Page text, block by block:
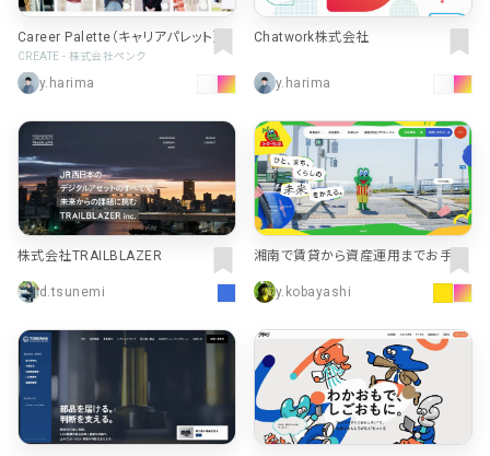
Career Palette（キャリアパレット）｜
神戸女子大学・神戸女子短期大学
CREATE - 株式会社ペンク
y.harima
Chatwork株式会社
y.harima
株式会社TRAILBLAZER
d.tsunemi
湘南で賃貸から資産運用までお手伝
いする、ユーミーらいふグループ | 株
式会社ユーミーホールディングス
y.kobayashi